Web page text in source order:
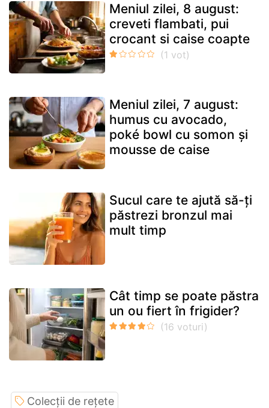
Meniul zilei, 8 august:
creveti flambati, pui
crocant si caise coapte
Meniul zilei, 7 august:
humus cu avocado,
poké bowl cu somon și
mousse de caise
Sucul care te ajută să-ți
păstrezi bronzul mai
mult timp
Cât timp se poate păstra
un ou fiert în frigider?
Colecții de rețete